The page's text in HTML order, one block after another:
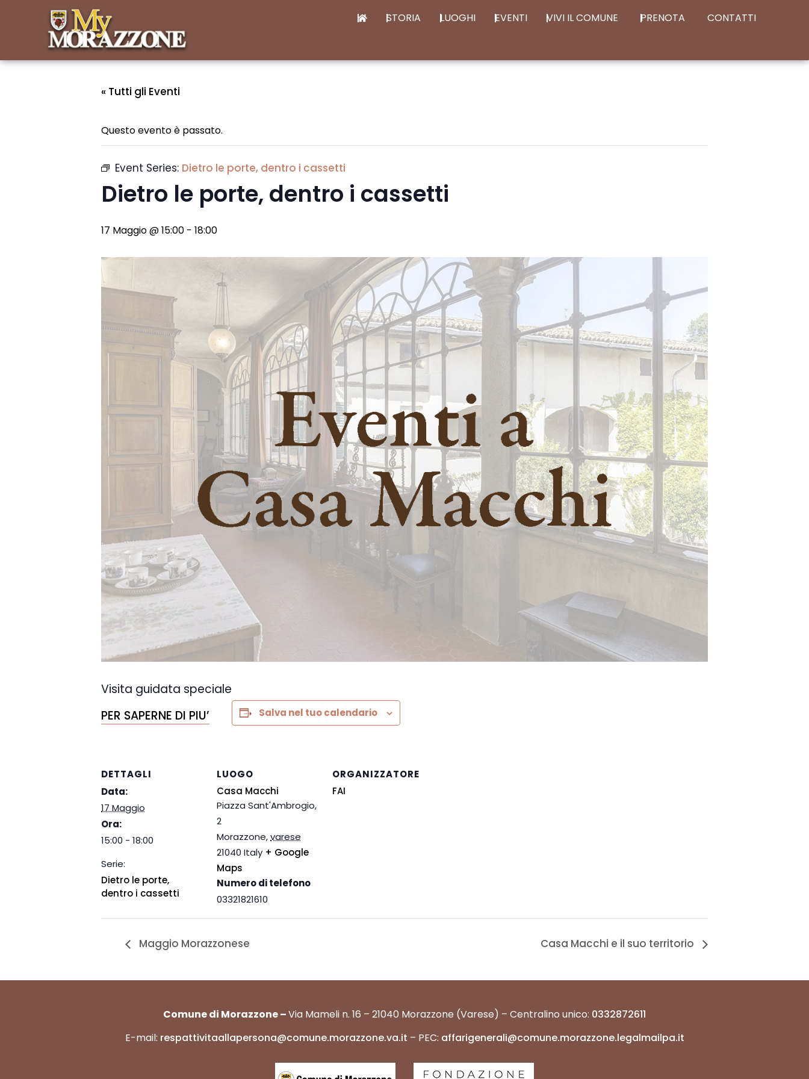
STORIA LUOGHI EVENTI VIVI IL COMUNE PRENOTA CONTATTI
« Tutti gli Eventi
Questo evento è passato.
Event Series: Dietro le porte, dentro i cassetti
Dietro le porte, dentro i cassetti
17 Maggio @ 15:00 - 18:00
Visita guidata speciale
PER SAPERNE DI PIU’
Salva nel tuo calendario
DETTAGLI
Data:
17 Maggio
Ora:
15:00 - 18:00
Serie:
Dietro le porte,
dentro i cassetti
LUOGO
Casa Macchi
Piazza Sant'Ambrogio,
2
Morazzone,varese
21040 Italy + Google
Maps
Numero di telefono
03321821610
ORGANIZZATORE
FAI
Maggio Morazzonese Casa Macchi e il suo territorio
Comune di Morazzone –Via Mameli n. 16 – 21040 Morazzone (Varese) – Centralino unico: 0332872611
E-mail: respattivitaallapersona@comune.morazzone.va.it – PEC: affarigenerali@comune.morazzone.legalmailpa.it